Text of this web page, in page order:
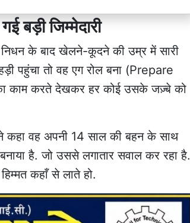
बड़ी जिम्मेदारी
के बाद खेलने-कूदने की उम्र में सारी
पहुंचा तो वह एग रोल बना (Prepare
काम करते देखकर हर कोई उसके जज़्बे को
वह अपनी 14 साल की बहन के साथ
है. जो उससे लगातार सवाल कर रहा है.
कहाँ से लाते हो.